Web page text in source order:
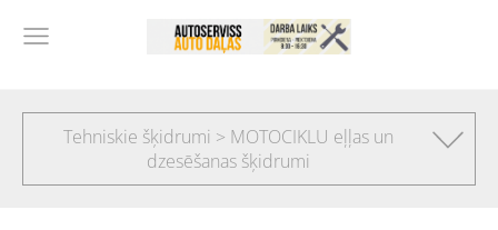
Tehniskie šķidrumi > MOTOCIKLU eļļas un
dzesēšanas šķidrumi